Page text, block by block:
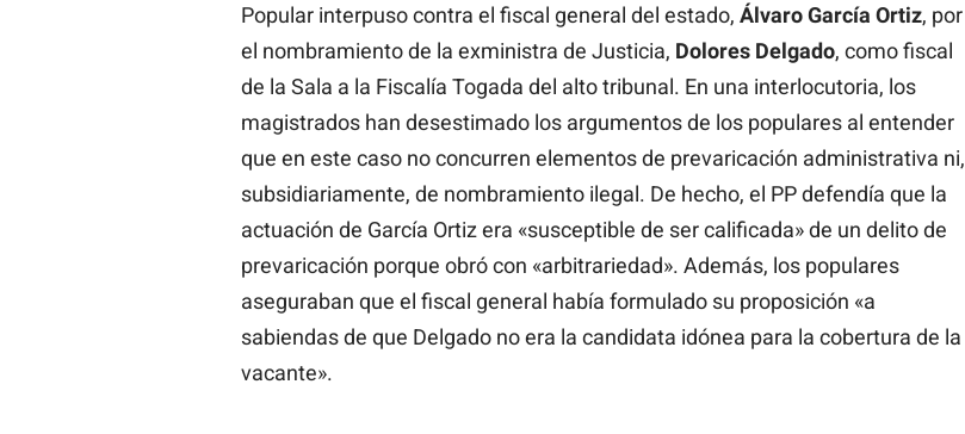
Popular interpuso contra el fiscal general del estado, Álvaro García Ortiz, por
el nombramiento de la exministra de Justicia, Dolores Delgado, como fiscal
de la Sala a la Fiscalía Togada del alto tribunal. En una interlocutoria, los
magistrados han desestimado los argumentos de los populares al entender
que en este caso no concurren elementos de prevaricación administrativa ni,
subsidiariamente, de nombramiento ilegal. De hecho, el PP defendía que la
actuación de García Ortiz era «susceptible de ser calificada» de un delito de
prevaricación porque obró con «arbitrariedad». Además, los populares
aseguraban que el fiscal general había formulado su proposición «a
sabiendas de que Delgado no era la candidata idónea para la cobertura de la
vacante».